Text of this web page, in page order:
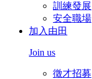
訓練發展
安全職場
加入由田
Join us
徵才招募